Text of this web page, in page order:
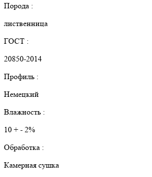
Порода :
лиственница
ГОСТ :
20850-2014
Профиль :
Немецкий
Влажность :
10 + - 2%
Обработка :
Камерная сушка